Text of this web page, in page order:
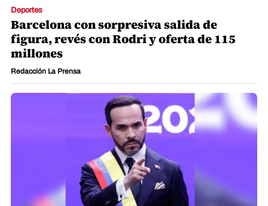
Deportes
Barcelona con sorpresiva salida de
figura, revés con Rodri y oferta de 115
millones
Redacción La Prensa